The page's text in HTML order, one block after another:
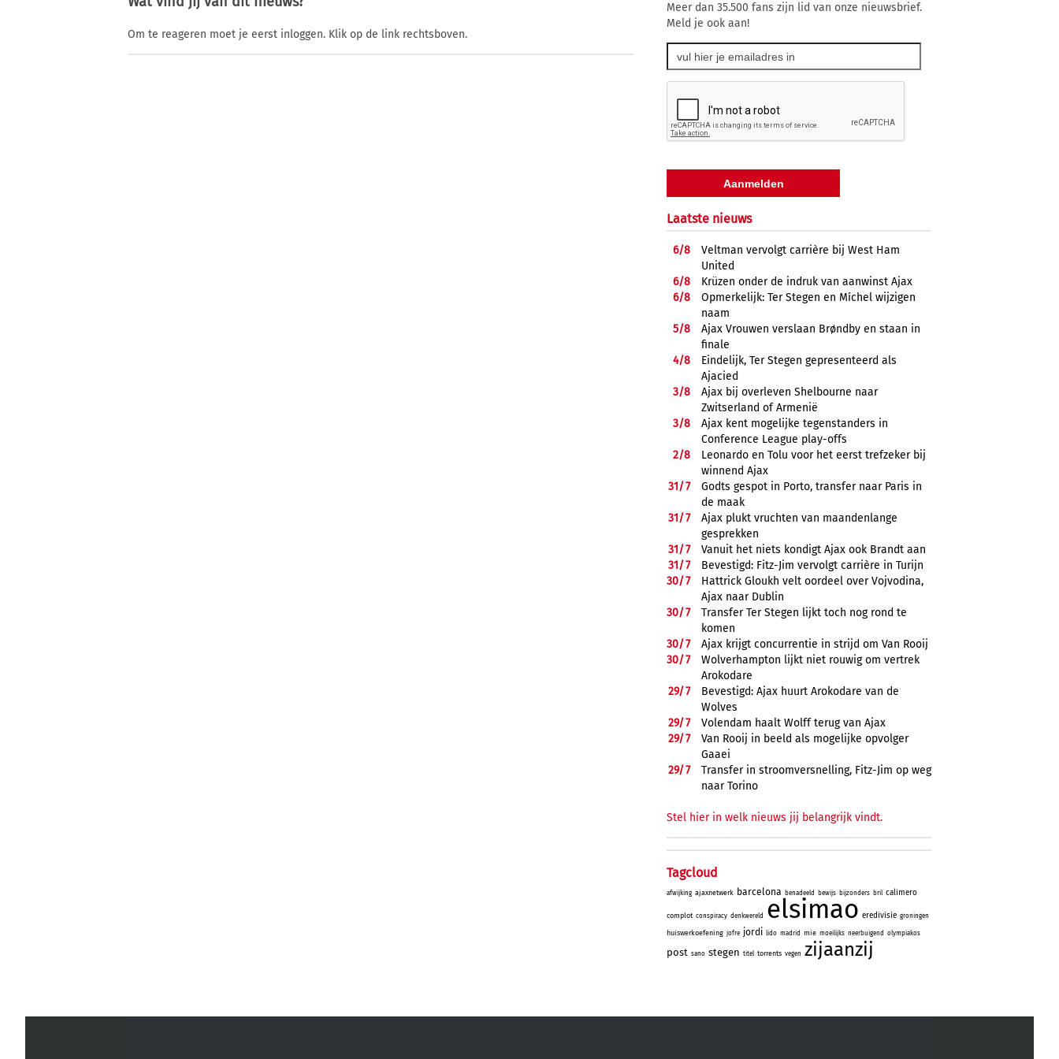
Om te reageren moet je eerst inloggen. Klik op de link rechtsboven.
Meer dan 35.500 fans zijn lid van onze nieuwsbrief.
Meld je ook aan!
Laatste nieuws
6/8
Veltman vervolgt carrière bij West Ham
United
6/8
Krüzen onder de indruk van aanwinst Ajax
6/8
Opmerkelijk: Ter Stegen en Míchel wijzigen
naam
5/8
Ajax Vrouwen verslaan Brøndby en staan in
finale
4/8
Eindelijk, Ter Stegen gepresenteerd als
Ajacied
3/8
Ajax bij overleven Shelbourne naar
Zwitserland of Armenië
3/8
Ajax kent mogelijke tegenstanders in
Conference League play-offs
2/8
Leonardo en Tolu voor het eerst trefzeker bij
winnend Ajax
31/7
Godts gespot in Porto, transfer naar Paris in
de maak
31/7
Ajax plukt vruchten van maandenlange
gesprekken
31/7
Vanuit het niets kondigt Ajax ook Brandt aan
31/7
Bevestigd: Fitz-Jim vervolgt carrière in Turijn
30/7
Hattrick Gloukh velt oordeel over Vojvodina,
Ajax naar Dublin
30/7
Transfer Ter Stegen lijkt toch nog rond te
komen
30/7
Ajax krijgt concurrentie in strijd om Van Rooij
30/7
Wolverhampton lijkt niet rouwig om vertrek
Arokodare
29/7
Bevestigd: Ajax huurt Arokodare van de
Wolves
29/7
Volendam haalt Wolff terug van Ajax
29/7
Van Rooij in beeld als mogelijke opvolger
Gaaei
29/7
Transfer in stroomversnelling, Fitz-Jim op weg
naar Torino
Stel hier in welk nieuws jij belangrijk vindt.
Tagcloud
afwijking ajaxnetwerk barcelona benadeeld bewijs bijzonders bril calimero
complot conspiracy denkwereld elsimao eredivisie groningen
huiswerkoefening jofre jordi lido madrid mie moeilijks neerbuigend olympiakos
post sano stegen titel torrents vegen zijaanzij